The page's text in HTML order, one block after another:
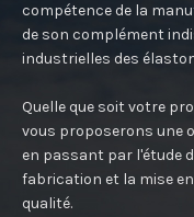
compétence de la
de son complément
industrielles des
Quelle que soit votre
vous proposerons une
en passant par l'étude
fabrication et la mise
qualité.